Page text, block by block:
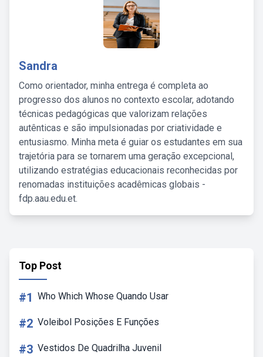
Sandra
Como orientador, minha entrega é completa ao
progresso dos alunos no contexto escolar, adotando
técnicas pedagógicas que valorizam relações
autênticas e são impulsionadas por criatividade e
entusiasmo. Minha meta é guiar os estudantes em sua
trajetória para se tornarem uma geração excepcional,
utilizando estratégias educacionais reconhecidas por
renomadas instituições acadêmicas globais -
fdp.aau.edu.et.
Top Post
#1 Who Which Whose Quando Usar
#2 Voleibol Posições E Funções
#3 Vestidos De Quadrilha Juvenil